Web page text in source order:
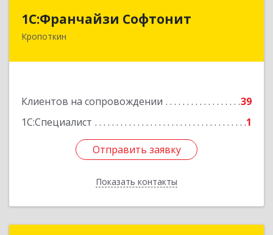
1С:Франчайзи Софтонит
Кропоткин
Клиентов на сопровождении
39
1С:Специалист
1
Отправить заявку
Показать контакты
1С:Франчайзи Софтонит
352380, Краснодарский край, Кавказский р-н,
Отправить заявку
Назад